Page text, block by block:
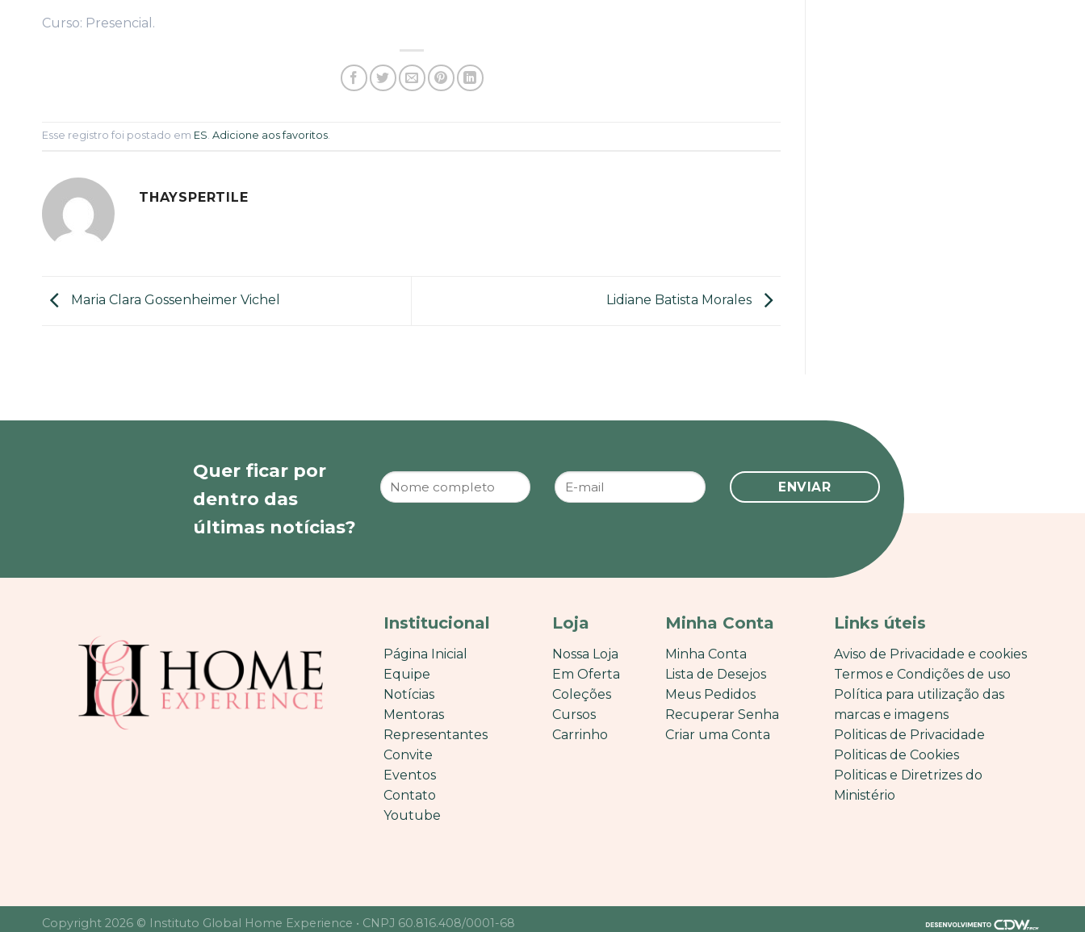
Curso: Presencial.
Esse registro foi postado em ES Adicione aos favoritos
THAYSPERTILE
Maria Clara Gossenheimer Vichel Lidiane Batista Morales
Quer ficar por
dentro das
últimas notícias?
Institucional
Página Inicial
Equipe
Notícias
Mentoras
Representantes
Convite
Eventos
Contato
Youtube
Loja
Nossa Loja
Em Oferta
Coleções
Cursos
Carrinho
Minha Conta
Minha Conta
Lista de Desejos
Meus Pedidos
Recuperar Senha
Criar uma Conta
Links úteis
Aviso de Privacidade e cookies
Termos e Condições de uso
Política para utilização das
marcas e imagens
Politicas de Privacidade
Politicas de Cookies
Politicas e Diretrizes do
Ministério
Copyright 2026 © Instituto Global Home Experience • CNPJ 60.816.408/0001-68